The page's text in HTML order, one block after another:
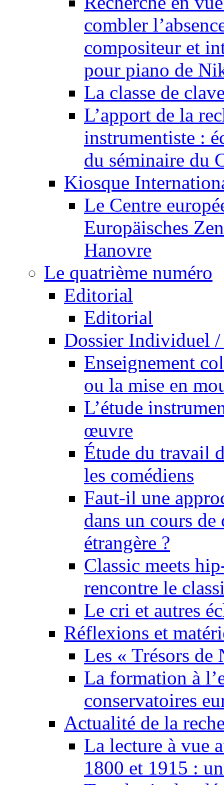
combler
compositeur et
pour piano de
La classe de
L’apport de la
instrumentiste :
du séminaire du
Kiosque
Le Centre
Europäisches
Hanovre
Le quatrième numéro
Editorial
Editorial
Dossier Individuel
Enseignement
ou la mise en
L’étude
œuvre
Étude du travail
les comédiens
Faut-il une
dans un cours
étrangère ?
Classic meets
rencontre le
Le cri et autres
Réflexions et
Les « Trésors de
La formation à
conservatoires
Actualité de la
La lecture à vue
1800 et 1915 :